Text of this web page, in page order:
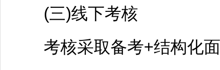
(三)线下考核
考核采取备考+结构化面